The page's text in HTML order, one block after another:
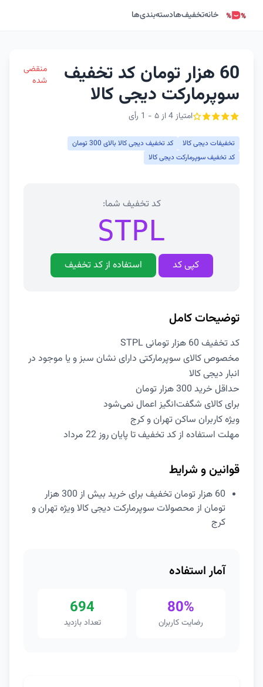
خانهتخفیف‌هادسته‌بندی‌ها
60 هزار تومان کد تخفیف
سوپرمارکت دیجی کالا
امتیاز 4 از ۵ - 1 رأی
منقضی
شده
تخفیفات دیجی کالا
کد تخفیف دیجی کالا بالای 300 تومان
کد تخفیف سوپرمارکت دیجی کالا
کد تخفیف شما:
STPL
کپی کد استفاده از کد تخفیف
توضیحات کامل
کد تخفیف 60 هزار تومانی STPL
مخصوص کالای سوپرمارکتی دارای نشان سبز و یا موجود در
انبار دیجی کالا
حداقل خرید 300 هزار تومان
برای کالای شگفت‌انگیز اعمال نمی‌شود
ویژه کاربران ساکن تهران و کرج
مهلت استفاده از کد تخفیف تا پایان روز 22 مرداد
قوانین و شرایط
60 هزار تومان تخفیف برای خرید بیش از 300 هزار
تومان از محصولات سوپرمارکت دیجی کالا ویژه تهران و
کرج
آمار استفاده
80%
رضایت کاربران
694
تعداد بازدید